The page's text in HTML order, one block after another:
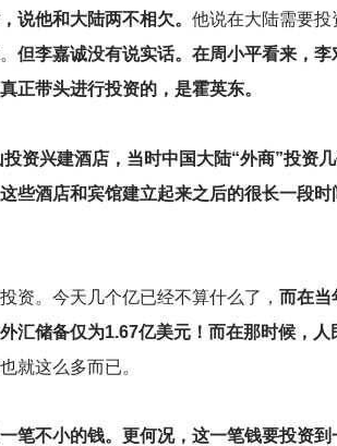
说他和大陆两不相欠。 他说在大陆需要
但李嘉诚没有说实话。在周小平看来，李
真正带头进行投资的，是霍英东。
资兴建酒店，当时中国大陆“外商”投资
些酒店和宾馆建立起来之后的很长一段
资。今天几个亿已经不算什么了， 而在当
汇储备仅为1.67亿美元！而在那时候，
就这么多而已。
笔不小的钱。更何况，这一笔钱要投资到